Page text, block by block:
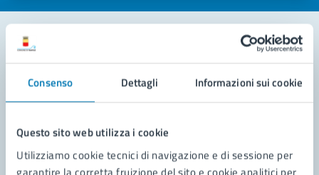
Consenso Dettagli Informazioni sui cookie
Questo sito web utilizza i cookie
Utilizziamo cookie tecnici di navigazione e di sessione per
Leggi le domande frequenti
Richiedi assistenza
Prenota appuntamento